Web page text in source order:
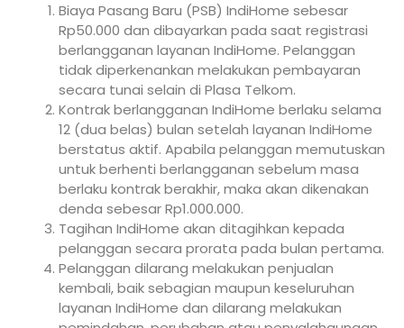
Biaya Pasang Baru (PSB) IndiHome sebesar
Rp50.000 dan dibayarkan pada saat registrasi
berlangganan layanan IndiHome. Pelanggan
tidak diperkenankan melakukan pembayaran
secara tunai selain di Plasa Telkom.
Kontrak berlangganan IndiHome berlaku selama
12 (dua belas) bulan setelah layanan IndiHome
berstatus aktif. Apabila pelanggan memutuskan
untuk berhenti berlangganan sebelum masa
berlaku kontrak berakhir, maka akan dikenakan
denda sebesar Rp1.000.000.
Tagihan IndiHome akan ditagihkan kepada
pelanggan secara prorata pada bulan pertama.
Pelanggan dilarang melakukan penjualan
kembali, baik sebagian maupun keseluruhan
layanan IndiHome dan dilarang melakukan